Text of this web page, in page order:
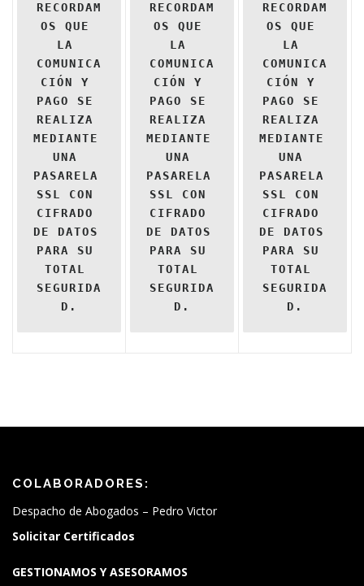
RECORDAM
OS QUE
LA
COMUNICA
CIÓN Y
PAGO SE
REALIZA
MEDIANTE
UNA
PASARELA
SSL CON
CIFRADO
DE DATOS
PARA SU
TOTAL
SEGURIDA
D.
RECORDAM
OS QUE
LA
COMUNICA
CIÓN Y
PAGO SE
REALIZA
MEDIANTE
UNA
PASARELA
SSL CON
CIFRADO
DE DATOS
PARA SU
TOTAL
SEGURIDA
D.
RECORDAM
OS QUE
LA
COMUNICA
CIÓN Y
PAGO SE
REALIZA
MEDIANTE
UNA
PASARELA
SSL CON
CIFRADO
DE DATOS
PARA SU
TOTAL
SEGURIDA
D.
COLABORADORES:
Despacho de Abogados – Pedro Victor
Solicitar Certificados
GESTIONAMOS Y ASESORAMOS